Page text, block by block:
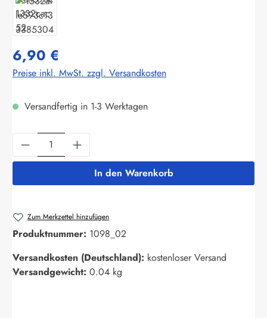
6,90 €
Preise inkl. MwSt. zzgl. Versandkosten
Versandfertig in 1-3 Werktagen
Produkt Anzahl: Gib den gewünschten
In den Warenkorb
Zum Merkzettel hinzufügen
Produktnummer: 1098_02
Versandkosten (Deutschland): kostenloser Versand
Versandgewicht: 0.04 kg